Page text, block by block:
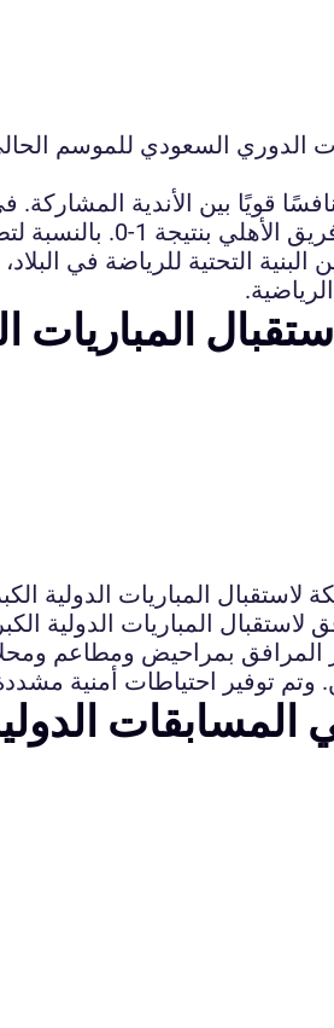
الدوري السعودي للموسم
قويًا بين الأندية
بنتيجة 2-1، فيما
التحتية للرياضة في
المباريات
لاستقبال المباريات
لاستقبال المباريات الدولية
المرافق بمراحيض ومطاعم
وتم توفير احتياطات أمنية
المسابقات